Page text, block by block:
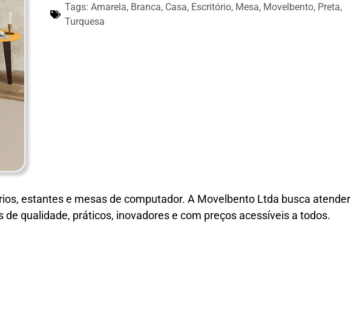
Tags: Amarela, Branca, Casa, Escritório, Mesa, Movelbento, Preta,
Turquesa
estantes e mesas de computador. A Movelbento Ltda busca
qualidade, práticos, inovadores e com preços acessíveis a todos.